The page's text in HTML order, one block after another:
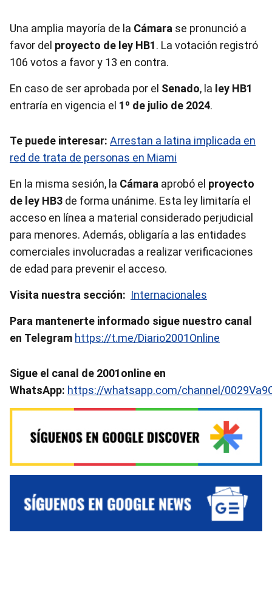
Una amplia mayoría de la Cámara se pronunció a
favor del proyecto de ley HB1. La votación registró
106 votos a favor y 13 en contra.
En caso de ser aprobada por el Senado, la ley HB1
entraría en vigencia el 1º de julio de 2024.
Te puede interesar: Arrestan a latina implicada en
red de trata de personas en Miami
En la misma sesión, la Cámara aprobó el proyecto
de ley HB3 de forma unánime. Esta ley limitaría el
acceso en línea a material considerado perjudicial
para menores. Además, obligaría a las entidades
comerciales involucradas a realizar verificaciones
de edad para prevenir el acceso.
Visita nuestra sección: Internacionales
Para mantenerte informado sigue nuestro canal
en Telegram https://t.me/Diario2001Online
Sigue el canal de 2001online en
WhatsApp: https://whatsapp.com/channel/